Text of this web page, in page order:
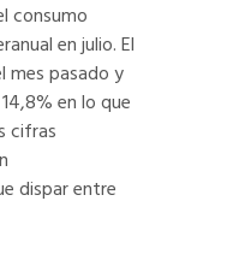
consumo
en julio. El
mes pasado y
en lo que
cifras
dispar entre